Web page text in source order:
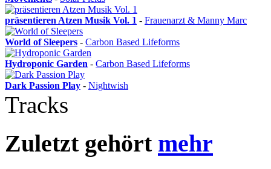
präsentieren Atzen Musik Vol. 1 - Frauenarzt & Manny Marc
World of Sleepers - Carbon Based Lifeforms
Hydroponic Garden - Carbon Based Lifeforms
Dark Passion Play - Nightwish
Tracks
Zuletzt gehört mehr